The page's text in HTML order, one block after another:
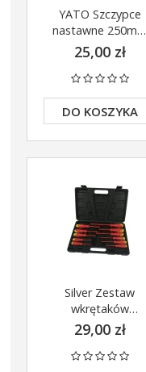
YATO Szczypce
nastawne 250mm
YT-2090
25,00 zł
DO KOSZYKA
Silver Zestaw
wkrętaków
izolowanych 11 szt.
1000V
29,00 zł